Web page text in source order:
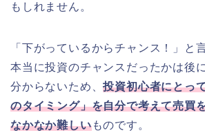
もしれません。
「下がっているからチャンス！」と
本当に投資のチャンスだったかは後
分からないため、投資初心者にとっ
のタイミング」を自分で考えて売買
なかなか難しいものです。